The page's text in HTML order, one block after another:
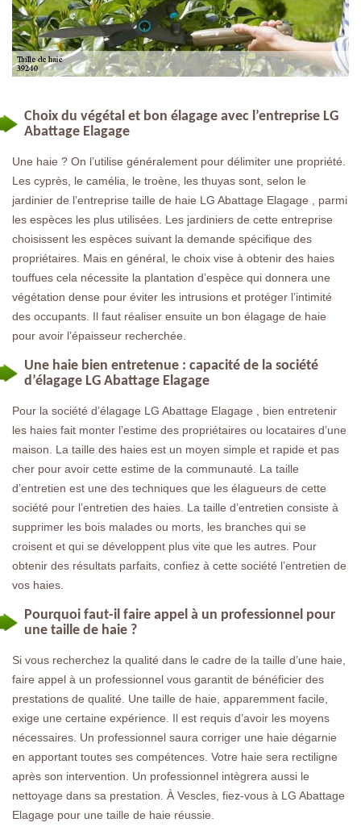
Choix du végétal et bon élagage avec l’entreprise LG
Abattage Elagage
Une haie ? On l’utilise généralement pour délimiter une propriété.
Les cyprès, le camélia, le troène, les thuyas sont, selon le
jardinier de l’entreprise taille de haie LG Abattage Elagage , parmi
les espèces les plus utilisées. Les jardiniers de cette entreprise
choisissent les espèces suivant la demande spécifique des
propriétaires. Mais en général, le choix vise à obtenir des haies
touffues cela nécessite la plantation d’espèce qui donnera une
végétation dense pour éviter les intrusions et protéger l’intimité
des occupants. Il faut réaliser ensuite un bon élagage de haie
pour avoir l’épaisseur recherchée.
Une haie bien entretenue : capacité de la société
d’élagage LG Abattage Elagage
Pour la société d’élagage LG Abattage Elagage , bien entretenir
les haies fait monter l’estime des propriétaires ou locataires d’une
maison. La taille des haies est un moyen simple et rapide et pas
cher pour avoir cette estime de la communauté. La taille
d’entretien est une des techniques que les élagueurs de cette
société pour l’entretien des haies. La taille d’entretien consiste à
supprimer les bois malades ou morts, les branches qui se
croisent et qui se développent plus vite que les autres. Pour
obtenir des résultats parfaits, confiez à cette société l’entretien de
vos haies.
Pourquoi faut-il faire appel à un professionnel pour
une taille de haie ?
Si vous recherchez la qualité dans le cadre de la taille d’une haie,
faire appel à un professionnel vous garantit de bénéficier des
prestations de qualité. Une taille de haie, apparemment facile,
exige une certaine expérience. Il est requis d’avoir les moyens
nécessaires. Un professionnel saura corriger une haie dégarnie
en apportant toutes ses compétences. Votre haie sera rectiligne
après son intervention. Un professionnel intègrera aussi le
nettoyage dans sa prestation. À Vescles, fiez-vous à LG Abattage
Elagage pour une taille de haie réussie.